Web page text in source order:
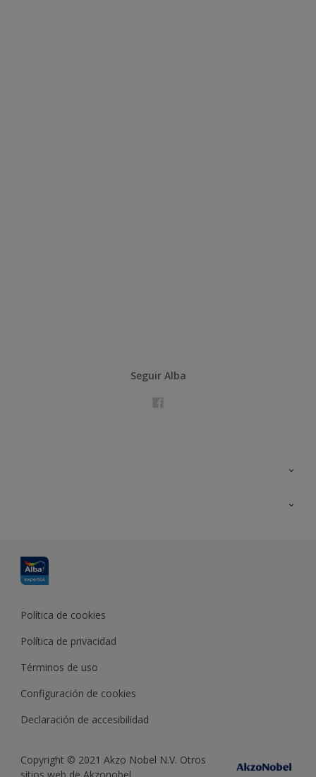
Seguir Alba
Política de cookies
Política de privacidad
Términos de uso
Configuración de cookies
Declaración de accesibilidad
Copyright © 2021 Akzo Nobel N.V. Otros
sitios web de Akzonobel